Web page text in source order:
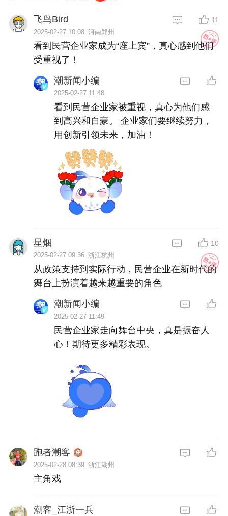
飞鸟Bird
2025-02-27 10:08 河南郑州
11
看到民营企业家成为“座上宾”，真心感到他们
受重视了！
潮新闻小编
2025-02-27 11:48
看到民营企业家被重视，真心为他们感
到高兴和自豪。 企业家们要继续努力，
星焑
2025-02-27 09:36 浙江杭州
10
从政策支持到实际行动，民营企业在新时代的
舞台上扮演着越来越重要的角色
潮新闻小编
2025-02-27 11:49
民营企业家走向舞台中央，真是振奋人
心！期待更多精彩表现。
跑者潮客
2025-02-28 08:39 浙江湖州
主角戏
潮客_江浙一兵